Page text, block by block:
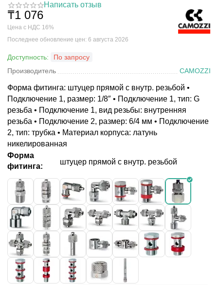
Написать отзыв
₸1 076
Цена с НДС 16%
Последнее обновление цен: 6 августа 2026
Доступность:
По запросу
Производитель
CAMOZZI
Форма фитинга: штуцер прямой с внутр. резьбой •
Подключение 1, размер: 1/8″ • Подключение 1, тип: G
резьба • Подключение 1, вид резьбы: внутренняя
резьба • Подключение 2, размер: 6/4 мм • Подключение
2, тип: трубка • Материал корпуса: латунь
никелированная
Форма
фитинга:
штуцер прямой с внутр. резьбой